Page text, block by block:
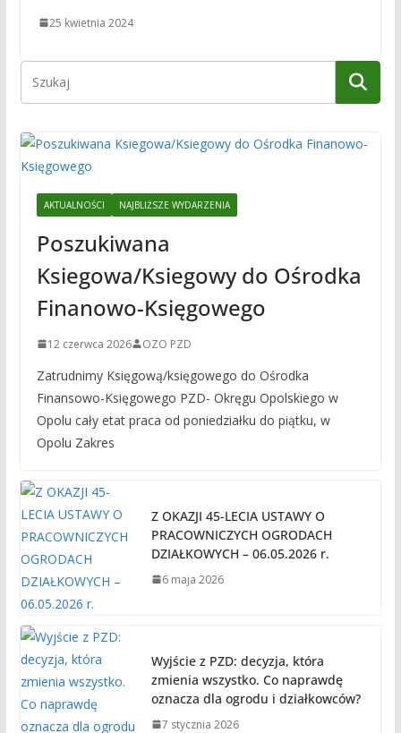
25 kwietnia 2024
AKTUALNOŚCI NAJBLIŻSZE WYDARZENIA
Poszukiwana
Ksiegowa/Ksiegowy do Ośrodka
Finanowo-Księgowego
12 czerwca 2026 OZO PZD
Zatrudnimy Księgową/księgowego do Ośrodka
Finansowo-Księgowego PZD- Okręgu Opolskiego w
Opolu cały etat praca od poniedziałku do piątku, w
Opolu Zakres
Z OKAZJI 45-LECIA USTAWY O
PRACOWNICZYCH OGRODACH
DZIAŁKOWYCH – 06.05.2026 r.
6 maja 2026
Wyjście z PZD: decyzja, która
zmienia wszystko. Co naprawdę
oznacza dla ogrodu i działkowców?
7 stycznia 2026